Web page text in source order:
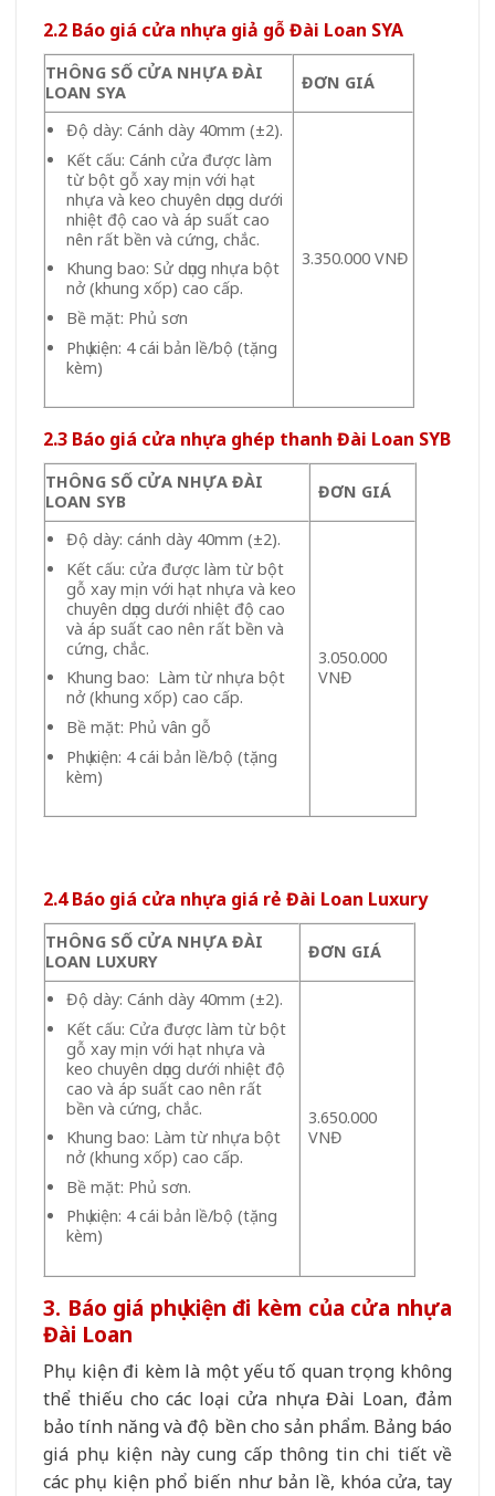
2.2 Báo giá cửa nhựa giả gỗ Đài Loan SYA
THÔNG SỐ CỬA NHỰA ĐÀI
LOAN SYA
ĐƠN GIÁ
Độ dày: Cánh dày 40mm (±2).
Kết cấu: Cánh cửa được làm
từ bột gỗ xay mịn với hạt
nhựa và keo chuyên dụng dưới
nhiệt độ cao và áp suất cao
nên rất bền và cứng, chắc.
Khung bao: Sử dụng nhựa bột
nở (khung xốp) cao cấp.
Bề mặt: Phủ sơn
Phụ kiện: 4 cái bản lề/bộ (tặng
kèm)
3.350.000 VNĐ
2.3 Báo giá cửa nhựa ghép thanh Đài Loan SYB
THÔNG SỐ CỬA NHỰA ĐÀI
LOAN SYB
ĐƠN GIÁ
Độ dày: cánh dày 40mm (±2).
Kết cấu: cửa được làm từ bột
gỗ xay mịn với hạt nhựa và keo
chuyên dụng dưới nhiệt độ cao
và áp suất cao nên rất bền và
cứng, chắc.
Khung bao: Làm từ nhựa bột
nở (khung xốp) cao cấp.
Bề mặt: Phủ vân gỗ
Phụ kiện: 4 cái bản lề/bộ (tặng
kèm)
3.050.000
VNĐ
2.4 Báo giá cửa nhựa giá rẻ Đài Loan Luxury
THÔNG SỐ CỬA NHỰA ĐÀI
LOAN LUXURY
ĐƠN GIÁ
Độ dày: Cánh dày 40mm (±2).
Kết cấu: Cửa được làm từ bột
gỗ xay mịn với hạt nhựa và
keo chuyên dụng dưới nhiệt độ
cao và áp suất cao nên rất
bền và cứng, chắc.
Khung bao: Làm từ nhựa bột
nở (khung xốp) cao cấp.
Bề mặt: Phủ sơn.
Phụ kiện: 4 cái bản lề/bộ (tặng
kèm)
3.650.000
VNĐ
3. Báo giá phụ kiện đi kèm của cửa nhựa
Đài Loan
Phụ kiện đi kèm là một yếu tố quan trọng không
thể thiếu cho các loại cửa nhựa Đài Loan, đảm
bảo tính năng và độ bền cho sản phẩm. Bảng báo
giá phụ kiện này cung cấp thông tin chi tiết về
các phụ kiện phổ biến như bản lề, khóa cửa, tay